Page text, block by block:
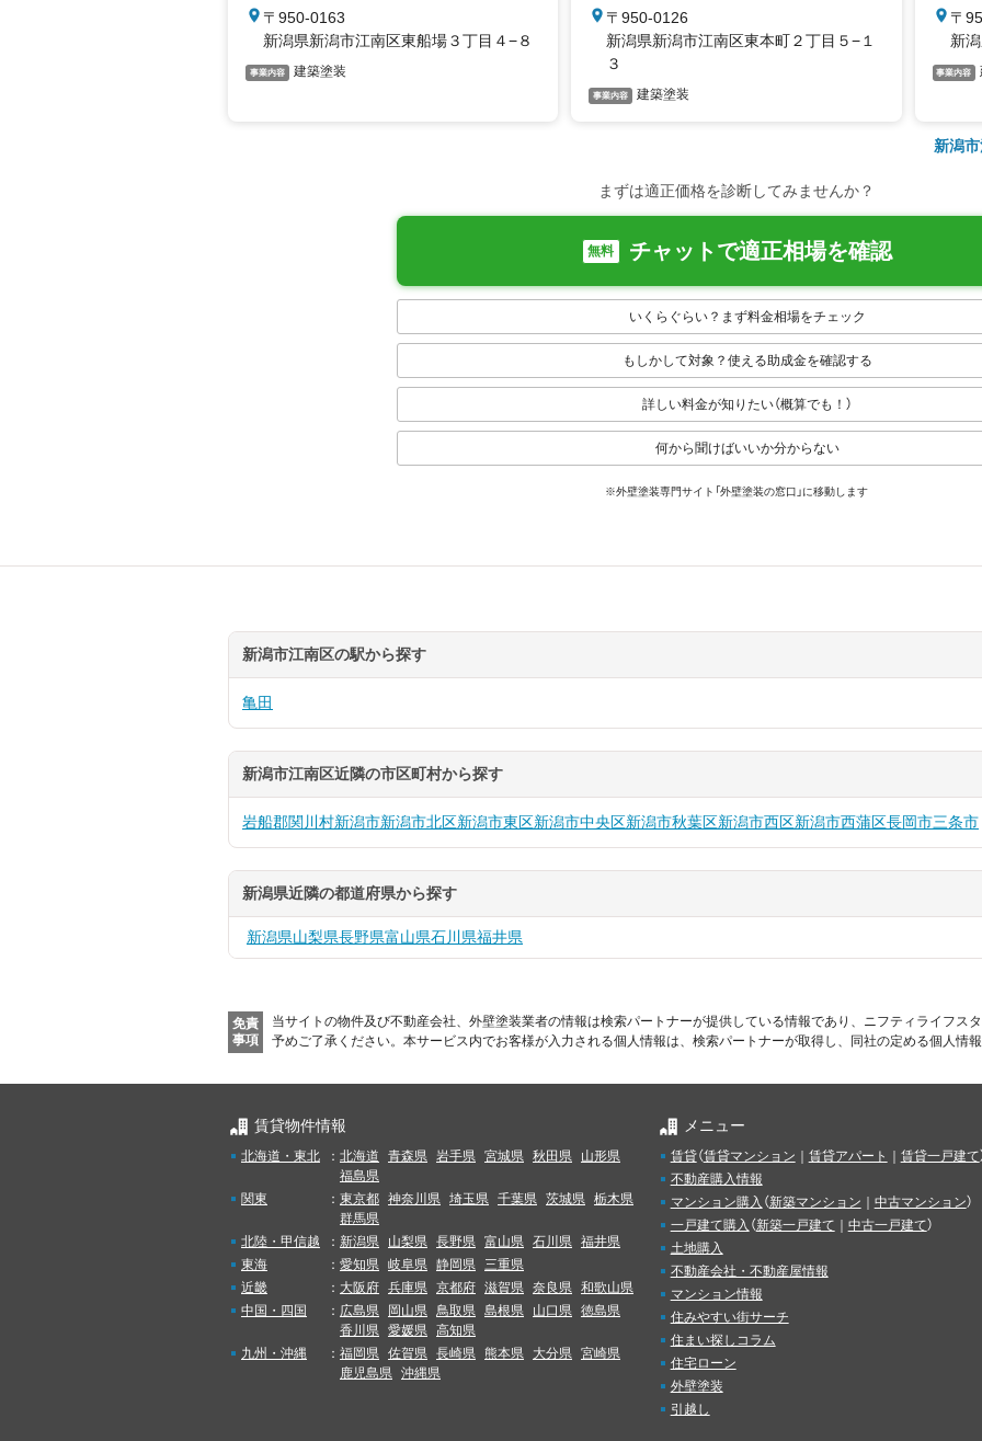
〒950-0163
新潟県新潟市江南区東船場３丁目４−８
事業内容 建築塗装
〒950-0126
新潟県新潟市江南区東本町２丁目５−１
３
事業内容 建築塗装
〒
新
事業内容
新潟
まずは適正価格を診断してみませんか？
無料 チャットで適正相場を確認
いくらぐらい？まず料金相場をチェック
もしかして対象？使える助成金を確認する
詳しい料金が知りたい（概算でも！）
何から聞けばいいか分からない
※外壁塗装専門サイト「外壁塗装の窓口」に移動します
新潟市江南区の駅から探す
亀田
新潟市江南区近隣の市区町村から探す
岩船郡関川村新潟市新潟市北区新潟市東区新潟市中央区新潟市秋葉区新潟市西区新潟市西蒲区長岡市三条市
新潟県近隣の都道府県から探す
新潟県山梨県長野県富山県石川県福井県
免責
事項
当サイトの物件及び不動産会社、外壁塗装業者の情報は検索パートナーが提供している情報であり、ニフティライフス
予めご了承ください。 本サービス内でお客様が入力される個人情報は、検索パートナーが取得し、同社の定める個人情
賃貸物件情報
北海道・東北 ： 北海道 青森県 岩手県 宮城県 秋田県
山形県
福島県
関東
： 東京都 神奈川県 埼玉県 千葉県 茨城県 栃木県
群馬県
北陸・甲信越
： 新潟県 山梨県 長野県 富山県 石川県 福井県
東海
： 愛知県 岐阜県 静岡県 三重県
近畿
： 大阪府 兵庫県 京都府 滋賀県 奈良県 和歌山県
中国・四国
： 広島県 岡山県 鳥取県 島根県 山口県 徳島県
香川県 愛媛県 高知県
九州・沖縄
： 福岡県 佐賀県 長崎県 熊本県 大分県 宮崎県
鹿児島県 沖縄県
メニュー
賃貸（賃貸マンション 賃貸アパート 賃貸一戸建て
不動産購入情報
マンション購入 （新築マンション 中古マンション）
一戸建て購入 （新築一戸建て 中古一戸建て）
土地購入
不動産会社・不動産屋情報
マンション情報
住みやすい街サーチ
住まい探しコラム
住宅ローン
外壁塗装
引越し